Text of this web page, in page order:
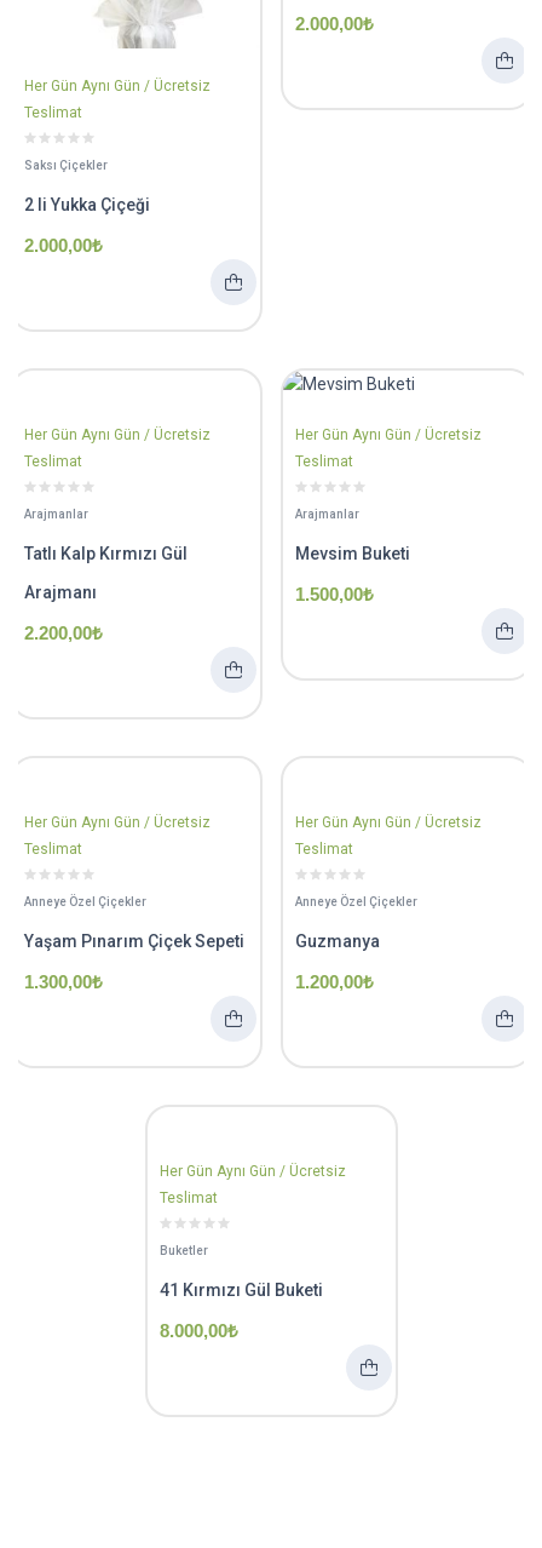
Her Gün Aynı Gün / Ücretsiz
Teslimat
Saksı Çiçekler
2 li Yukka Çiçeği
2.000,00₺
2.000,00₺
Her Gün Aynı Gün / Ücretsiz
Teslimat
Arajmanlar
Tatlı Kalp Kırmızı Gül
Arajmanı
2.200,00₺
Her Gün Aynı Gün / Ücretsiz
Teslimat
Arajmanlar
Mevsim Buketi
1.500,00₺
Her Gün Aynı Gün / Ücretsiz
Teslimat
Anneye Özel Çiçekler
Yaşam Pınarım Çiçek Sepeti
1.300,00₺
Her Gün Aynı Gün / Ücretsiz
Teslimat
Anneye Özel Çiçekler
Guzmanya
1.200,00₺
Her Gün Aynı Gün / Ücretsiz
Teslimat
Buketler
41 Kırmızı Gül Buketi
8.000,00₺